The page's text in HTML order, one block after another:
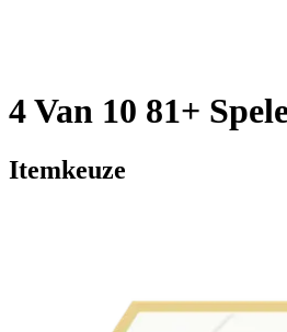
4 Van 10 81+
Itemkeuze